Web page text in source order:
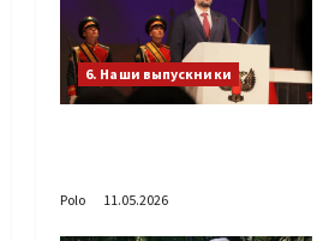
6. Наши выпускники
Polo 11.05.2026